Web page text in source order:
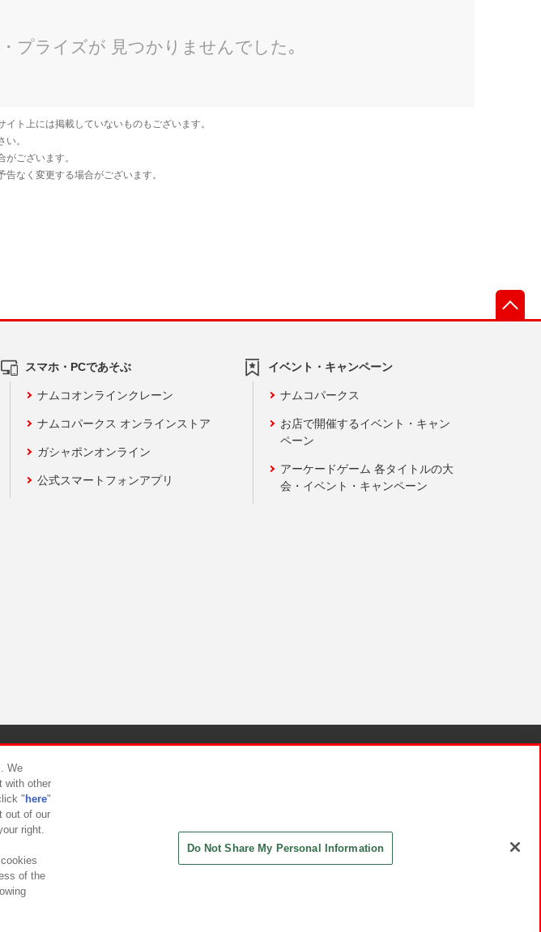
スマホ・PCであそぶ
ナムコオンラインクレーン
ナムコパークス オンラインストア
ガシャポンオンライン
公式スマートフォンアプリ
イベント・キャンペーン
ナムコパークス
お店で開催するイベント・キャン
ペーン
アーケードゲーム 各タイトルの大
会・イベント・キャンペーン
対応方針
We
with other
" here"
out of our
right.
of the
Do Not Share My Personal Information